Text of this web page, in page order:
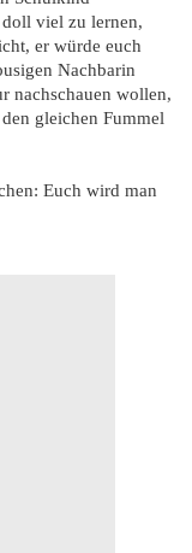
viel zu lernen,
er würde euch
Nachbarin
nachschauen wollen,
gleichen Fummel
Euch wird man